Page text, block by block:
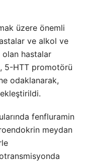
üzere önemli
ve alkol ve
olan hastalar
5-HTT promotörü
odaklanarak,
fenfluramin
meydan